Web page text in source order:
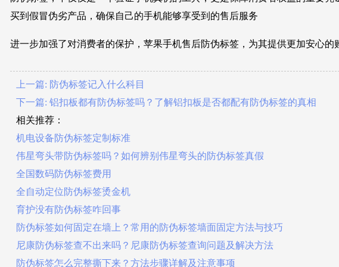
买到假冒伪劣产品，确保自己的手机能够享受到的售后服务
进一步加强了对消费者的保护，苹果手机售后防伪标签，为其提供更加安心的
上一篇: 防伪标签记入什么科目
下一篇: 铝扣板都有防伪标签吗？了解铝扣板是否都配有防伪标签的真相
相关推荐：
机电设备防伪标签定制标准
伟星弯头带防伪标签吗？如何辨别伟星弯头的防伪标签真假
全国数码防伪标签费用
全自动定位防伪标签烫金机
育护没有防伪标签咋回事
防伪标签如何固定在墙上？常用的防伪标签墙面固定方法与技巧
尼康防伪标签查不出来吗？尼康防伪标签查询问题及解决方法
防伪标签怎么完整撕下来？方法步骤详解及注意事项